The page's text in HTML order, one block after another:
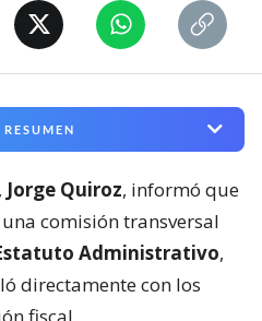
RESUMEN
Jorge Quiroz, informó que
comisión transversal
Administrativo,
directamente con los
fiscal.